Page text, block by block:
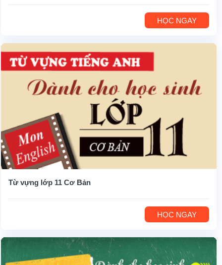
HỌC NGAY
Từ vựng lớp 11 Cơ Bản
HỌC NGAY